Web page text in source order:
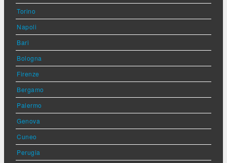
Torino
Napoli
Bari
Bologna
Firenze
Bergamo
Palermo
Genova
Cuneo
Perugia